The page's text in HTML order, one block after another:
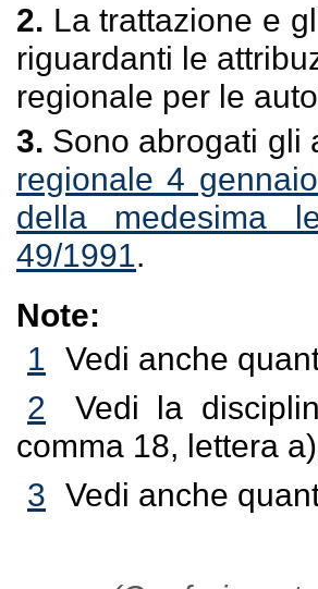
2. La trattazione e
riguardanti le
regionale per le
3. Sono abrogati gli
regionale 4
della medesima
49/1991.
Note:
1 Vedi anche
2
Vedi la
comma 18, lettera
3 Vedi anche